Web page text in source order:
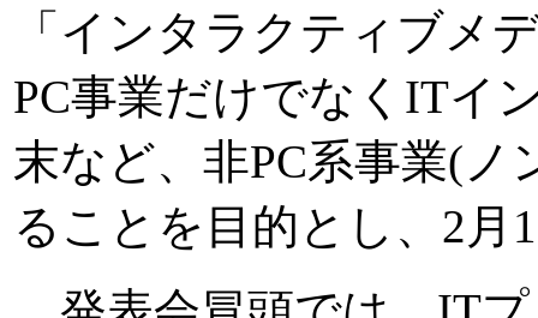
「インタラクティブメ
PC事業だけでなくITイ
末など、非PC系事業(ノ
ることを目的とし、2月